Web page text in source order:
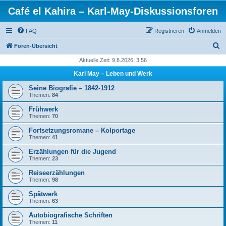
Café el Kahira – Karl-May-Diskussionsforen
FAQ Anmelden
Registrieren
Foren-Übersicht
h
Aktuelle Zeit: 9.8.2026, 3:56
Karl May – Leben und Werk
Seine Biografie – 1842-1912
Themen: 84
Frühwerk
Themen: 70
Fortsetzungsromane – Kolportage
Themen: 41
Erzählungen für die Jugend
Themen: 23
Reiseerzählungen
Themen: 98
Spätwerk
Themen: 63
Autobiografische Schriften
Themen: 11